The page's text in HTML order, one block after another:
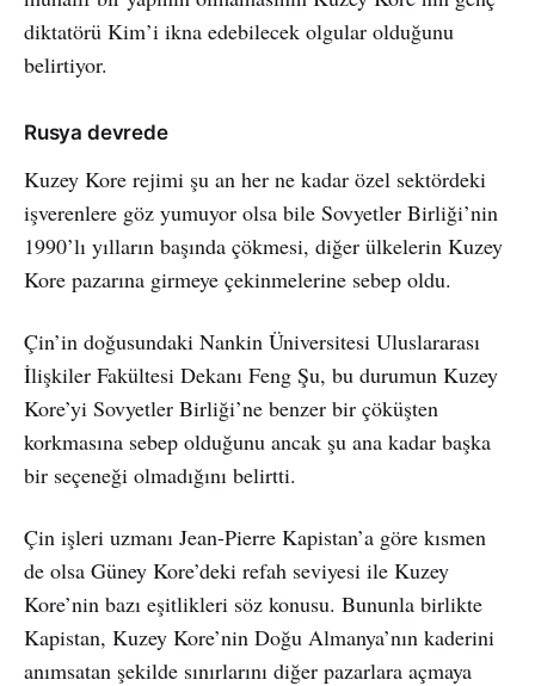
diktatörü Kim’i ikna edebilecek olgular olduğunu
belirtiyor.
Rusya devrede
Kuzey Kore rejimi şu an her ne kadar özel sektördeki
işverenlere göz yumuyor olsa bile Sovyetler Birliği’nin
1990’lı yılların başında çökmesi, diğer ülkelerin Kuzey
Kore pazarına girmeye çekinmelerine sebep oldu.
Çin’in doğusundaki Nankin Üniversitesi Uluslararası
İlişkiler Fakültesi Dekanı Feng Şu, bu durumun Kuzey
Kore’yi Sovyetler Birliği’ne benzer bir çöküşten
korkmasına sebep olduğunu ancak şu ana kadar başka
bir seçeneği olmadığını belirtti.
Çin işleri uzmanı Jean-Pierre Kapistan’a göre kısmen
de olsa Güney Kore’deki refah seviyesi ile Kuzey
Kore’nin bazı eşitlikleri söz konusu. Bununla birlikte
Kapistan, Kuzey Kore’nin Doğu Almanya’nın kaderini
anımsatan şekilde sınırlarını diğer pazarlara açmaya